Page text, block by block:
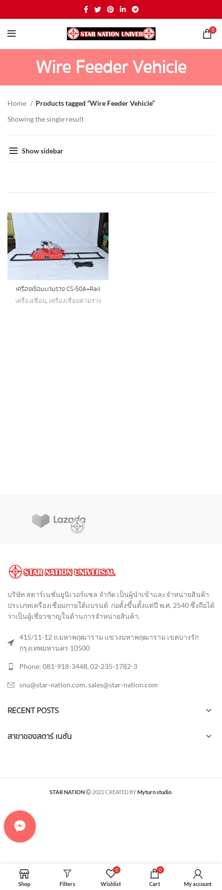
0
Wire Feeder Vehicle
Home
Products tagged “Wire Feeder Vehicle”
Showing the single result
Show sidebar
เครื่องเชื่อมตามราง CS-50A+Rail
เครื่องเชื่อม, เครื่องเชื่อมตามราง
บริษัท สตาร์เนชั่นยูนิเวอร์แซล จำกัด เป็นผู้นำเข้าและจำหน่ายสินค้า
ประเภทเครื่องเชื่อมภายใต้แบรนด์ ก่อตั้งขึ้นตั้งแต่ปี พ.ศ. 2540 ซึ่งถือได้
ว่าเป็นผู้เชี่ยวชาญในด้านการจำหน่ายสินค้า.
415/11-12 ถ.มหาพฤฒาราม แขวงมหาพฤฒาราม เขตบางรัก
กรุงเทพมหานคร 10500
Phone: 081-918-3448, 02-235-1782-3
snu@star-nation.com, sales@star-nation.com
RECENT POSTS
สาขาของสตาร์ เนชั่น
STAR NATION 2022 CREATED BYMyturn studio
Shop Filters
0
Wishlist
0
Cart My account